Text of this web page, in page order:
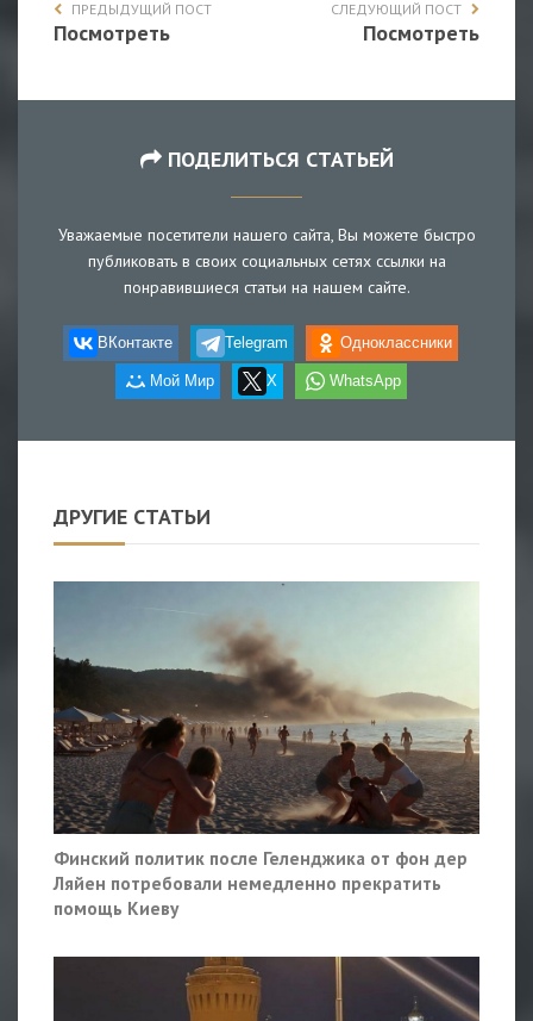
ПРЕДЫДУЩИЙ ПОСТ
Посмотреть
СЛЕДУЮЩИЙ ПОСТ
Посмотреть
ПОДЕЛИТЬСЯ СТАТЬЕЙ
Уважаемые посетители нашего сайта, Вы можете быстро
публиковать в своих социальных сетях ссылки на
понравившиеся статьи на нашем сайте.
ВКонтакте Telegram Одноклассники
Мой Мир X WhatsApp
ДРУГИЕ СТАТЬИ
Финский политик после Геленджика от фон дер
Ляйен потребовали немедленно прекратить
помощь Киеву